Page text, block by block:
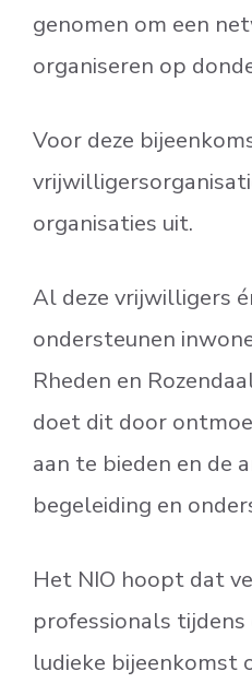
genomen om een
organiseren op
Voor deze
organisaties uit.
Al deze vrijwilligers
ondersteunen
Rheden en
doet dit door
aan te bieden en de
begeleiding en
Het NIO hoopt dat
professionals tijdens
ludieke bijeenkomst